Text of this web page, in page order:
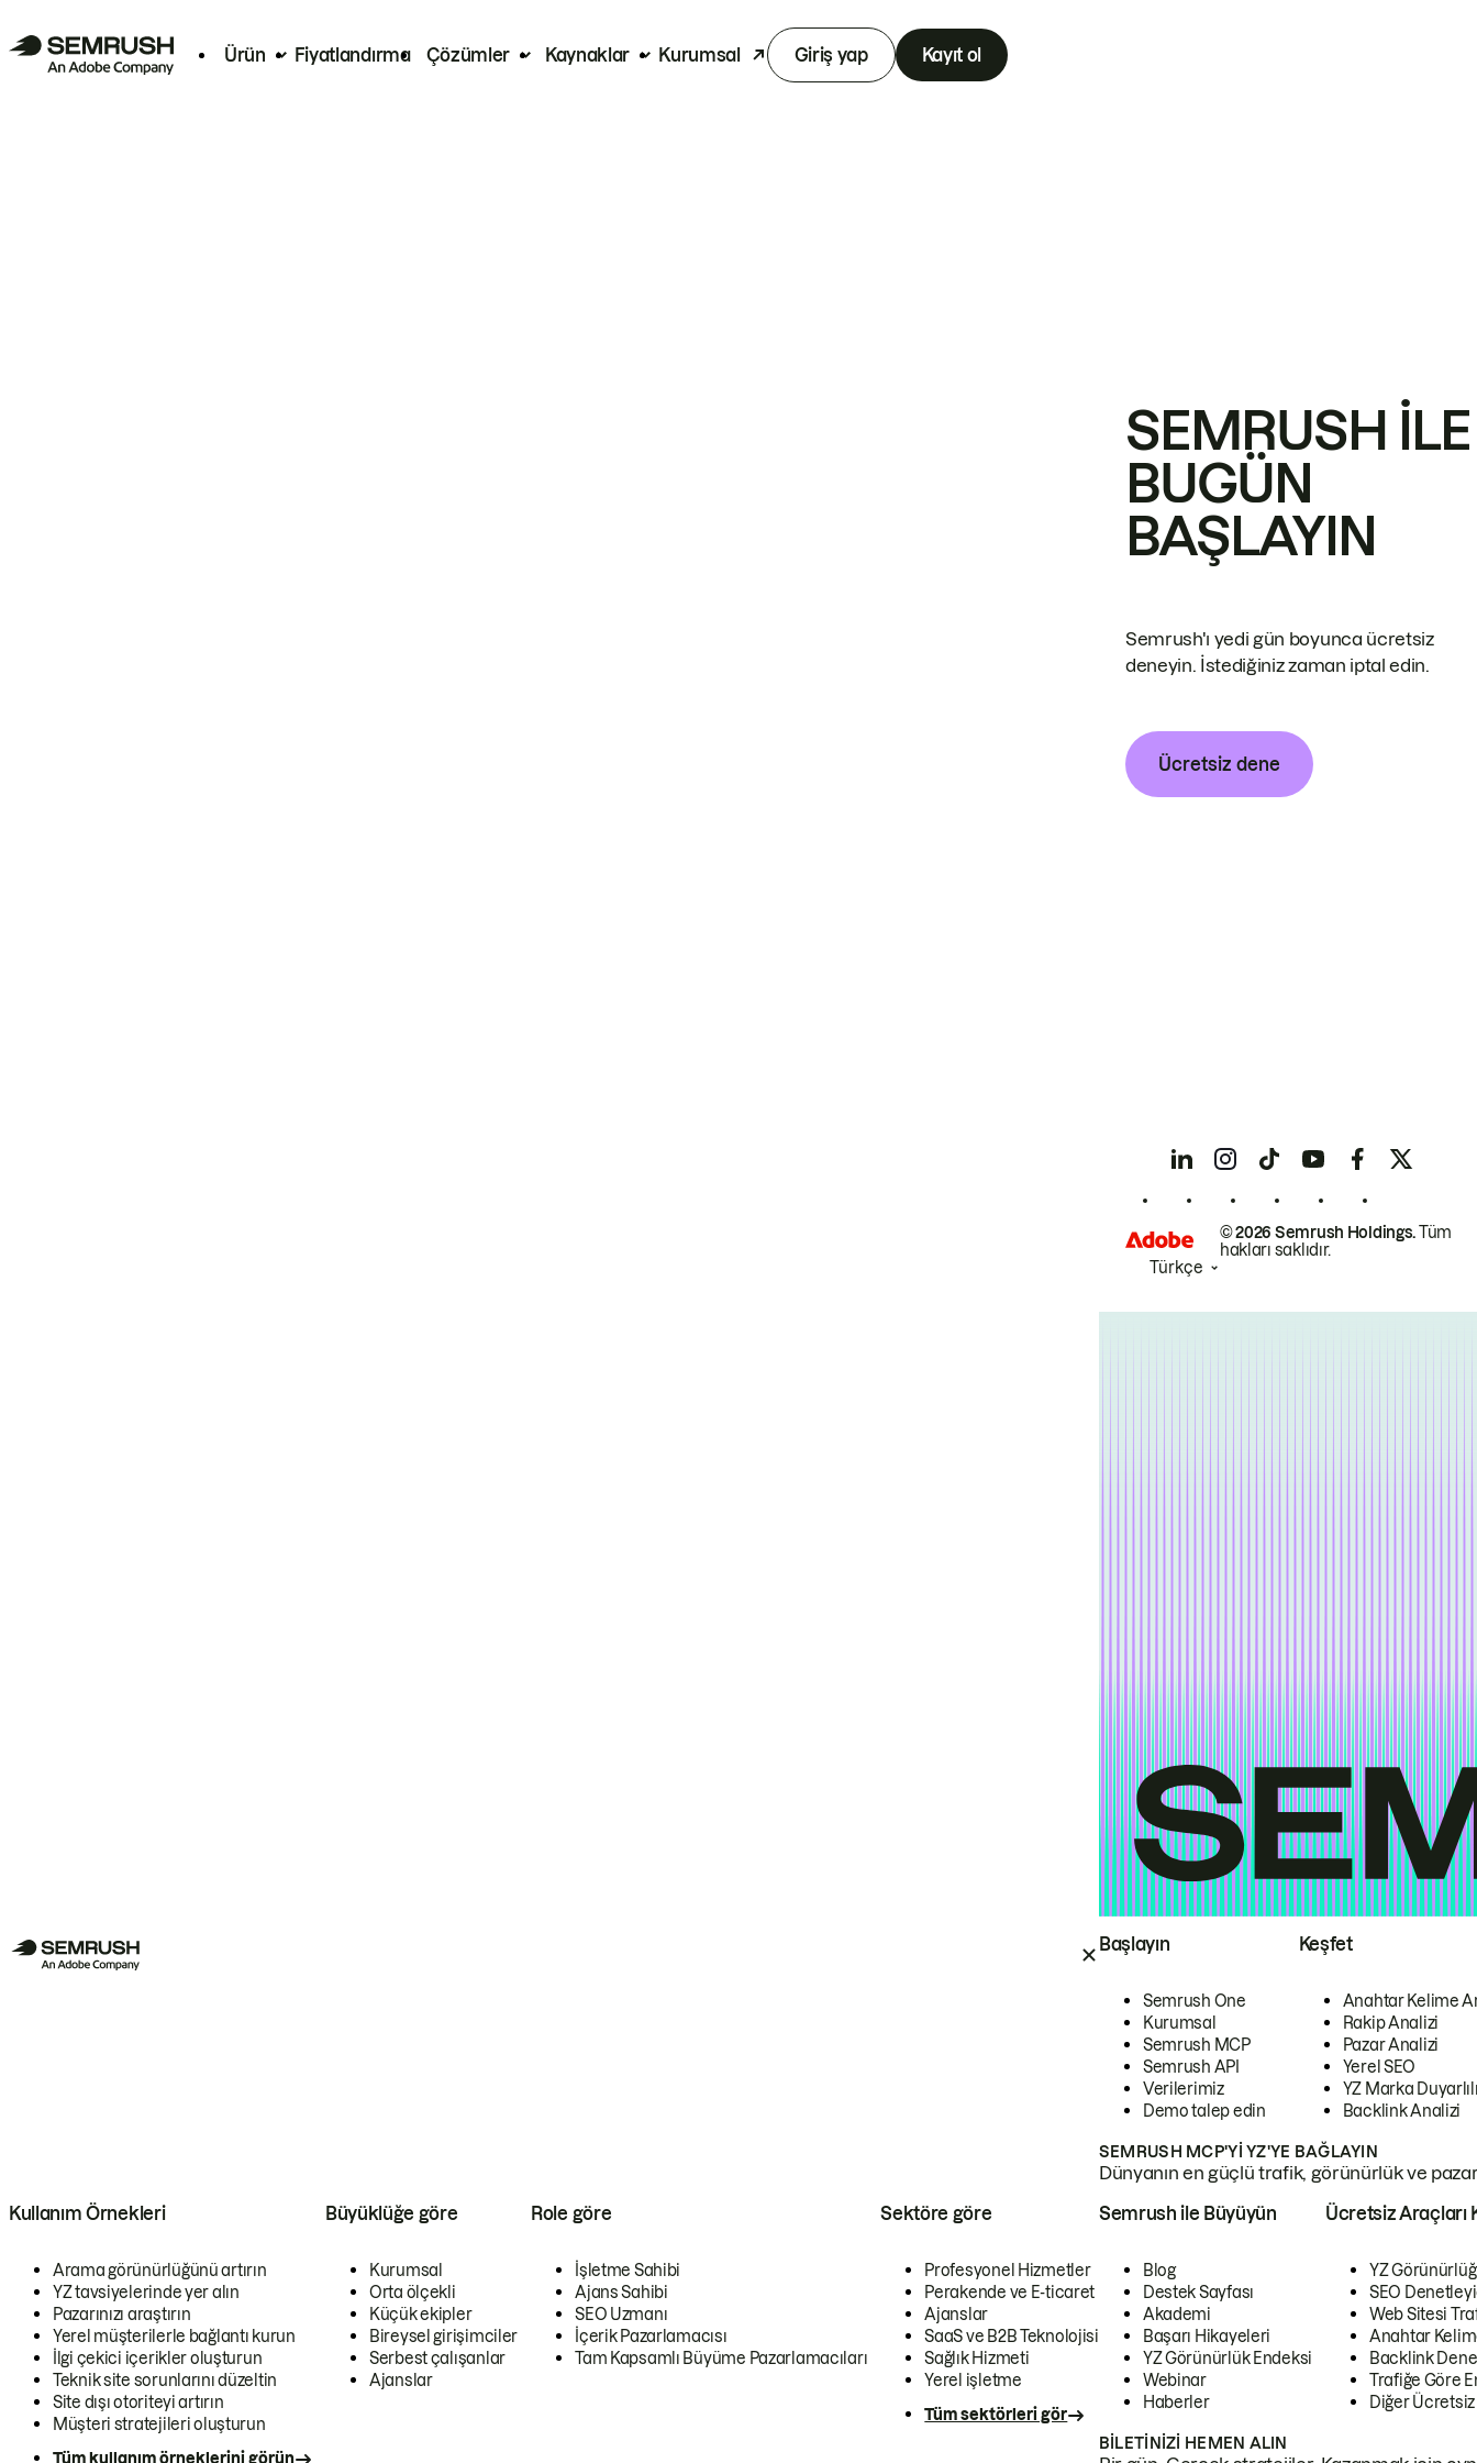
Ürün Fiyatlandırma Çözümler Kaynaklar Kurumsal Giriş yap Kayıt ol
Başlayın
Semrush One
Kurumsal
Semrush MCP
Semrush API
Verilerimiz
Demo talep edin
Keşfet
Anahtar Kelime
Rakip Analizi
Pazar Analizi
Yerel SEO
YZ Marka
Backlink Analizi
SEMRUSH MCP'YI YZ'YE BAĞLAYIN
Dünyanın en güçlü trafik, görünürlük ve
Kullanım Örnekleri
Arama görünürlüğünü artırın
YZ tavsiyelerinde yer alın
Pazarınızı araştırın
Yerel müşterilerle bağlantı kurun
İlgi çekici içerikler oluşturun
Teknik site sorunlarını düzeltin
Site dışı otoriteyi artırın
Müşteri stratejileri oluşturun
Tüm kullanım örneklerini görün
Büyüklüğe göre
Kurumsal
Orta ölçekli
Küçük ekipler
Bireysel girişimciler
Serbest çalışanlar
Ajanslar
Role göre
İşletme Sahibi
Ajans Sahibi
SEO Uzmanı
İçerik Pazarlamacısı
Tam Kapsamlı Büyüme Pazarlamacıları
Sektöre göre
Profesyonel Hizmetler
Perakende ve E-ticaret
Ajanslar
SaaS ve B2B Teknolojisi
Sağlık Hizmeti
Yerel işletme
Tüm sektörleri gör
Semrush ile Büyüyün
Blog
Destek Sayfası
Akademi
Başarı Hikayeleri
YZ Görünürlük Endeksi
Webinar
Haberler
Ücretsiz Araçları
YZ
SEO
Web Sitesi
Anahtar
Backlink
Trafiğe Göre
Diğer
BILETINIZI HEMEN ALIN
SEMRUSH ILE
BUGÜN
BAŞLAYIN
Semrush'ı yedi gün boyunca ücretsiz
deneyin. İstediğiniz zaman iptal edin.
Ücretsiz dene
© 2026 Semrush Holdings.Tüm
hakları saklıdır.
Türkçe